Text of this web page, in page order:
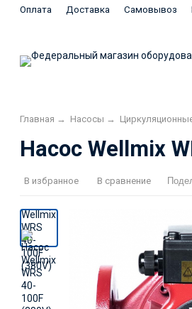
Оплата Доставка Самовывоз
Главная → Насосы →
Насос Wellmix
В избранное В сравнение